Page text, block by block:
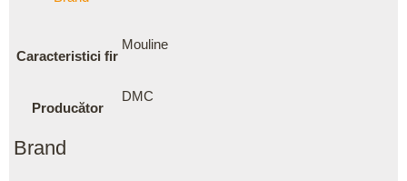
Caracteristici fir
Mouline
Producător
DMC
Brand